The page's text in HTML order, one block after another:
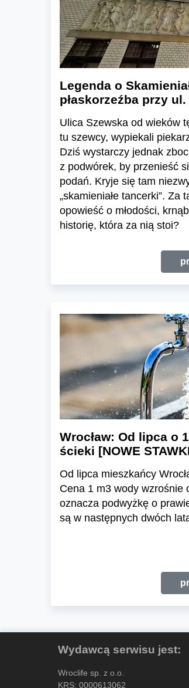
Legenda o
płaskorzeźba przy
Ulica Szewska od wieków
tu szewcy, wypiekali
Dziś wystarczy jednak
z podwórek, by przenieść
podań. Kryje się tam
„skamieniałe tancerki”. Za
opowieść o młodości,
historię, która za nią stoi?
Wrocław: Od lipca o
ścieki [NOWE
Od lipca mieszkańcy
Cena 1 m3 wody wzrośnie
oznacza podwyżkę o
są w następnych dwóch
Wydawcą serwisu jest:
Wroclife sp. z o.o.
KRS: 0000613062